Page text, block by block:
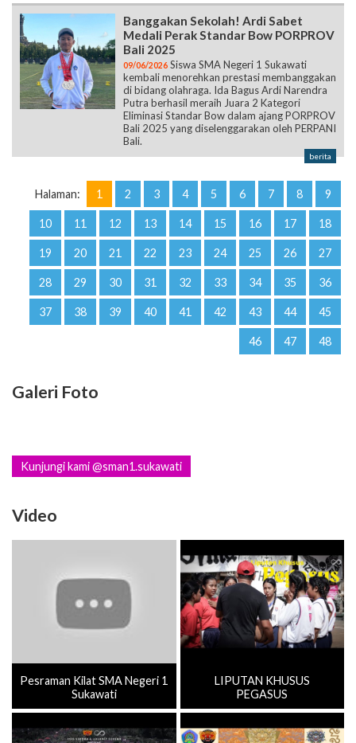
Banggakan Sekolah! Ardi Sabet
Medali Perak Standar Bow PORPROV
Bali 2025
09/06/2026 Siswa SMA Negeri 1 Sukawati
kembali menorehkan prestasi membanggakan
di bidang olahraga. Ida Bagus Ardi Narendra
Putra berhasil meraih Juara 2 Kategori
Eliminasi Standar Bow dalam ajang PORPROV
Bali 2025 yang diselenggarakan oleh PERPANI
Bali.
berita
Halaman: 1 2 3 4 5 6 7 8 9
10 11 12 13 14 15 16 17 18
19 20 21 22 23 24 25 26 27
28 29 30 31 32 33 34 35 36
37 38 39 40 41 42 43 44 45
46 47 48
Galeri Foto
Kunjungi kami @sman1.sukawati
Video
Pesraman Kilat SMA Negeri 1
Sukawati
LIPUTAN KHUSUS
PEGASUS